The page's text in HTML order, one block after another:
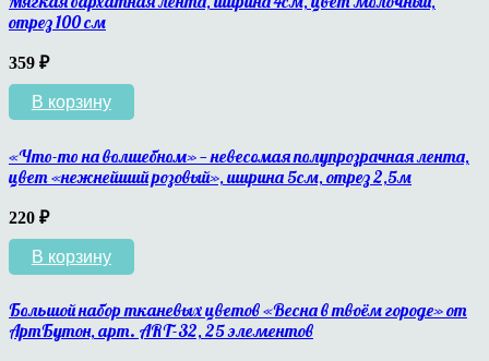
отрез 100 см
359 ₽
В корзину
«Что-то на волшебном» — невесомая полупрозрачная лента,
цвет «нежнейший розовый», ширина 5см, отрез 2,5м
220 ₽
В корзину
Большой набор тканевых цветов «Весна в твоём городе» от
АртБутон, арт. ART-32, 25 элементов